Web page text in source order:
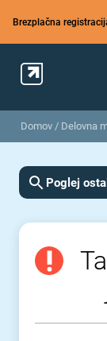
Brezplačna
Domov / Delovna
Poglej